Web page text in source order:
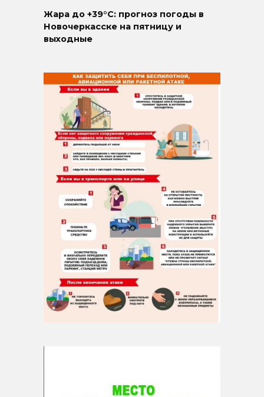
Жара до +39°C: прогноз погоды в
Новочеркасске на пятницу и
выходные